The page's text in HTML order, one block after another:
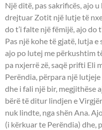
Një ditë, pas sakrificës, ajo
drejtuar Zotit një lutje të
do t’i falte një fëmijë, ajo
Pas një kohe të gjatë, lutja e
ajo po lutej me përkushtim
pa nxjerrë zë, saqë prifti Eli
Perëndia, përpara një
dhe i fali një bir, megjithëse
bërë të ditur lindjen e
nuk lindte, nga shën Ana.
(i kërkuar te Perëndia) dhe,